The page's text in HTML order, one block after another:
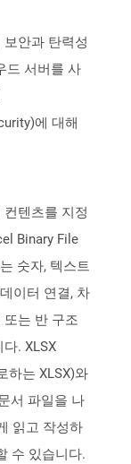
안과 탄력성
드 서버를 사
에 대해
컨텐츠를 지정
Binary File
숫자, 텍스트
이터 연결, 차
는 반 구조
. XLSX
하는 XLSX)와
서 파일을 나
읽고 작성하
수 있습니다.